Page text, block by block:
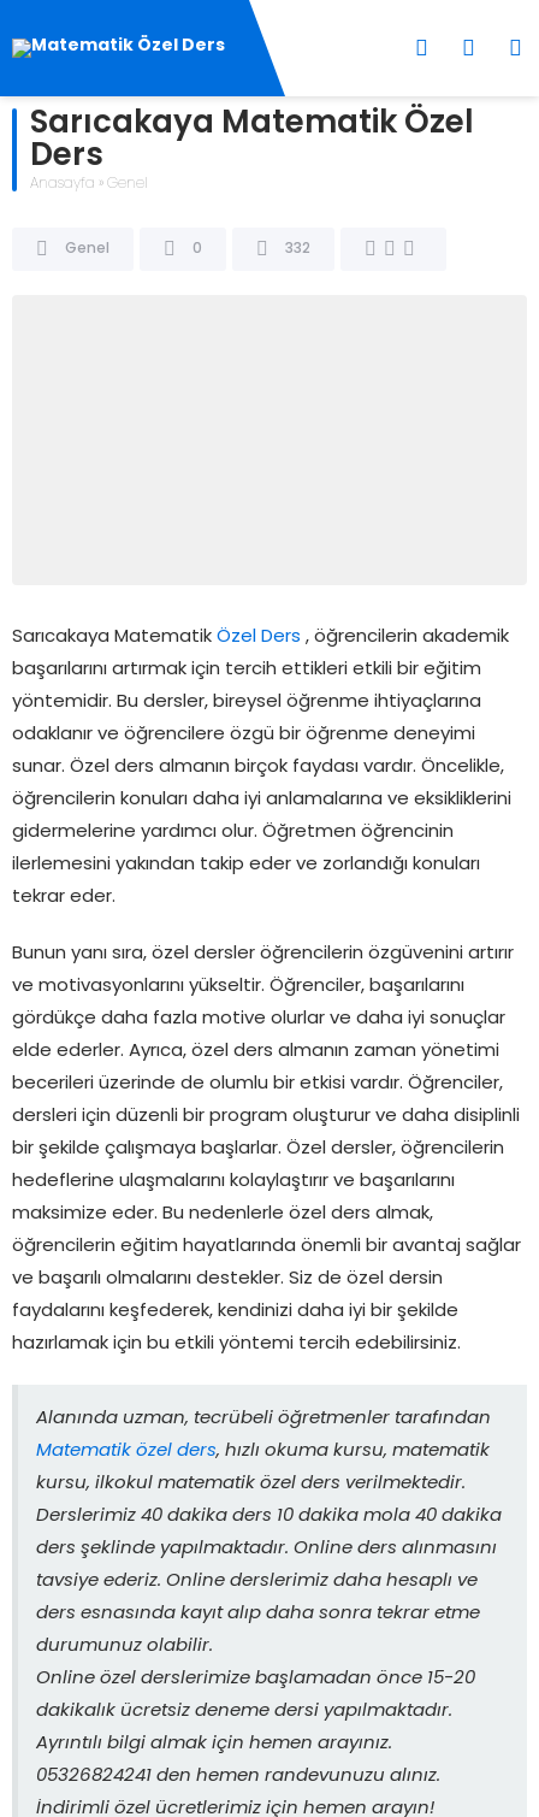
Sarıcakaya Matematik Özel
Ders
Anasayfa » Genel
Genel 0 332
Sarıcakaya Matematik Özel Ders , öğrencilerin akademik
başarılarını artırmak için tercih ettikleri etkili bir eğitim
yöntemidir. Bu dersler, bireysel öğrenme ihtiyaçlarına
odaklanır ve öğrencilere özgü bir öğrenme deneyimi
sunar. Özel ders almanın birçok faydası vardır. Öncelikle,
öğrencilerin konuları daha iyi anlamalarına ve eksikliklerini
gidermelerine yardımcı olur. Öğretmen öğrencinin
ilerlemesini yakından takip eder ve zorlandığı konuları
tekrar eder.
Bunun yanı sıra, özel dersler öğrencilerin özgüvenini artırır
ve motivasyonlarını yükseltir. Öğrenciler, başarılarını
gördükçe daha fazla motive olurlar ve daha iyi sonuçlar
elde ederler. Ayrıca, özel ders almanın zaman yönetimi
becerileri üzerinde de olumlu bir etkisi vardır. Öğrenciler,
dersleri için düzenli bir program oluşturur ve daha disiplinli
bir şekilde çalışmaya başlarlar. Özel dersler, öğrencilerin
hedeflerine ulaşmalarını kolaylaştırır ve başarılarını
maksimize eder. Bu nedenlerle özel ders almak,
öğrencilerin eğitim hayatlarında önemli bir avantaj sağlar
ve başarılı olmalarını destekler. Siz de özel dersin
faydalarını keşfederek, kendinizi daha iyi bir şekilde
hazırlamak için bu etkili yöntemi tercih edebilirsiniz.
Alanında uzman, tecrübeli öğretmenler tarafından
Matematik özel ders, hızlı okuma kursu, matematik
kursu, ilkokul matematik özel ders verilmektedir.
Derslerimiz 40 dakika ders 10 dakika mola 40 dakika
ders şeklinde yapılmaktadır. Online ders alınmasını
tavsiye ederiz. Online derslerimiz daha hesaplı ve
ders esnasında kayıt alıp daha sonra tekrar etme
durumunuz olabilir.
Online özel derslerimize başlamadan önce 15-20
dakikalık ücretsiz deneme dersi yapılmaktadır.
Ayrıntılı bilgi almak için hemen arayınız.
05326824241 den hemen randevunuzu alınız.
İndirimli özel ücretlerimiz için hemen arayın!